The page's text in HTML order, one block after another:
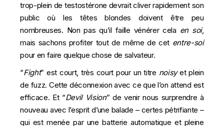
trop-plein de testostérone devrait cliver rapidement son
public où les têtes blondes doivent être peu
nombreuses. Non pas qu’il faille vénérer cela en soi,
mais sachons profiter tout de même de cet entre-soi
pour en faire quelque chose de salvateur.
“Fight” est court, très court pour un titre noisyet plein
de fuzz. Cette déconnexion avec ce que l’on attend est
efficace. Et “Devil Vision” de venir nous surprendre à
nouveau avec l’esprit d’une balade – certes pétrifiante –
qui est menée par une batterie automatique et pleine